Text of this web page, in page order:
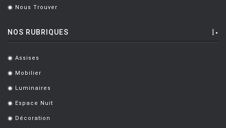
MANUTTI
MAXALTO
MDF
. Nous Trouver
NOS RUBRIQUES
. Assises
. Mobilier
. Luminaires
. Espace Nuit
. Décoration